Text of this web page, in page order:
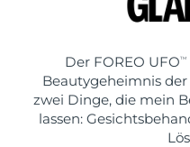
Der FOREO UFO TM
Beautygeheimnis
zwei Dinge, die mein
lassen: